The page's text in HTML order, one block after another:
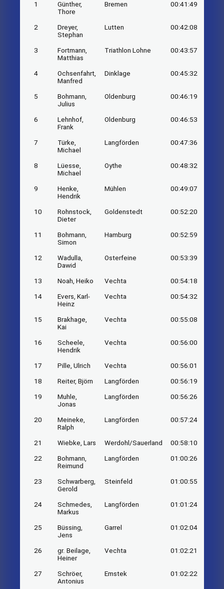
1
Günther,
Thore
Bremen 00:41:49
2
Dreyer,
Stephan
Lutten 00:42:08
3
Fortmann,
Matthias
Triathlon Lohne 00:43:57
4
Ochsenfahrt,
Manfred
Dinklage 00:45:32
5
Bohmann,
Julius
Oldenburg 00:46:19
6
Lehnhof,
Frank
Oldenburg 00:46:53
7
Türke,
Michael
Langförden 00:47:36
8
Lüesse,
Michael
Oythe 00:48:32
9
Henke,
Hendrik
Mühlen 00:49:07
10
Rohnstock,
Dieter
Goldenstedt 00:52:20
11
Bohmann,
Simon
Hamburg 00:52:59
12
Wadulla,
Dawid
Osterfeine 00:53:39
13 Noah, Heiko Vechta 00:54:18
14
Evers, Karl-
Heinz
Vechta 00:54:32
15
Brakhage,
Kai
Vechta 00:55:08
16
Scheele,
Hendrik
Vechta 00:56:00
17 Pille, Ulrich Vechta 00:56:01
18 Reiter, Björn Langförden 00:56:19
19
Muhle,
Jonas
Langförden 00:56:26
20
Meineke,
Ralph
Langförden 00:57:24
21 Wiebke, Lars Werdohl/Sauerland 00:58:10
22
Bohmann,
Reimund
Langförden 01:00:26
23
Schwarberg,
Gerold
Steinfeld 01:00:55
24
Schmedes,
Markus
Langförden 01:01:24
25
Büssing,
Jens
Garrel 01:02:04
26
gr. Beilage,
Heiner
Vechta 01:02:21
27
Schröer,
Antonius
Emstek 01:02:22